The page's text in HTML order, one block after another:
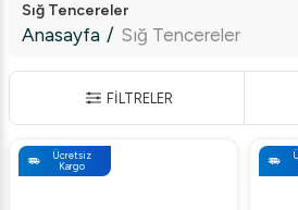
Sığ Tencereler
Anasayfa / Sığ Tencereler
FİLTRELER
Ücretsiz
Kargo